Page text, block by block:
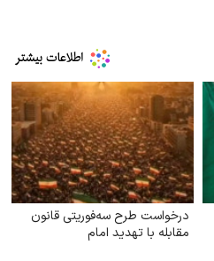
درخواست طرح سه‌فوریتی قانون
مقابله با تهدید امام